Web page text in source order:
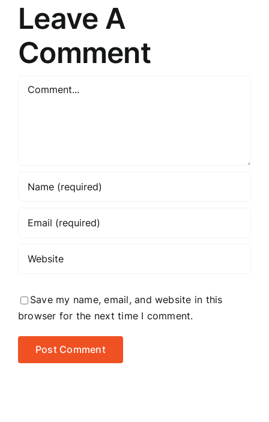
Leave A
Comment
Comment
Save my name, email, and website in this
browser for the next time I comment.